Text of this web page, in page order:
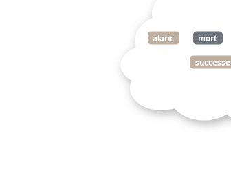
alaric mort